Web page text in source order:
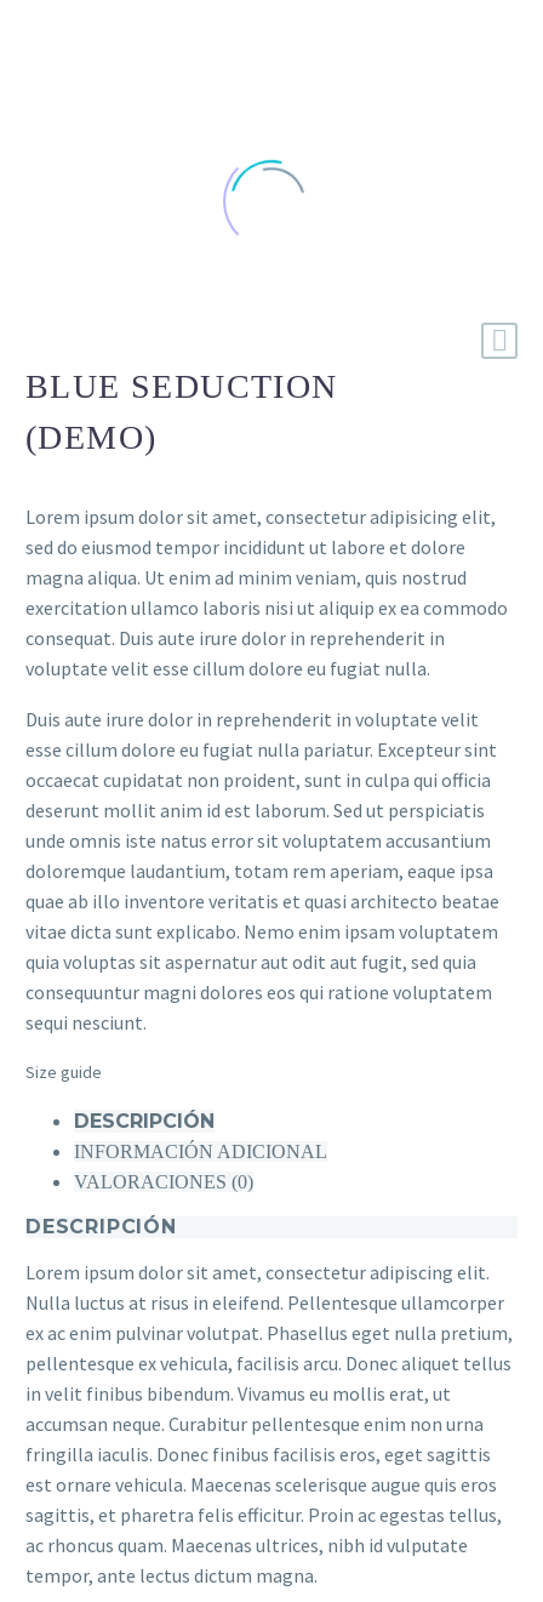
BLUE SEDUCTION
(DEMO)
Lorem ipsum dolor sit amet, consectetur adipisicing elit,
sed do eiusmod tempor incididunt ut labore et dolore
magna aliqua. Ut enim ad minim veniam, quis nostrud
exercitation ullamco laboris nisi ut aliquip ex ea commodo
consequat. Duis aute irure dolor in reprehenderit in
voluptate velit esse cillum dolore eu fugiat nulla.
Duis aute irure dolor in reprehenderit in voluptate velit
esse cillum dolore eu fugiat nulla pariatur. Excepteur sint
occaecat cupidatat non proident, sunt in culpa qui officia
deserunt mollit anim id est laborum. Sed ut perspiciatis
unde omnis iste natus error sit voluptatem accusantium
doloremque laudantium, totam rem aperiam, eaque ipsa
quae ab illo inventore veritatis et quasi architecto beatae
vitae dicta sunt explicabo. Nemo enim ipsam voluptatem
quia voluptas sit aspernatur aut odit aut fugit, sed quia
consequuntur magni dolores eos qui ratione voluptatem
sequi nesciunt.
Size guide
DESCRIPCIÓN
INFORMACIÓN ADICIONAL
VALORACIONES (0)
DESCRIPCIÓN
Lorem ipsum dolor sit amet, consectetur adipiscing elit.
Nulla luctus at risus in eleifend. Pellentesque ullamcorper
ex ac enim pulvinar volutpat. Phasellus eget nulla pretium,
pellentesque ex vehicula, facilisis arcu. Donec aliquet tellus
in velit finibus bibendum. Vivamus eu mollis erat, ut
accumsan neque. Curabitur pellentesque enim non urna
fringilla iaculis. Donec finibus facilisis eros, eget sagittis
est ornare vehicula. Maecenas scelerisque augue quis eros
sagittis, et pharetra felis efficitur. Proin ac egestas tellus,
ac rhoncus quam. Maecenas ultrices, nibh id vulputate
tempor, ante lectus dictum magna.